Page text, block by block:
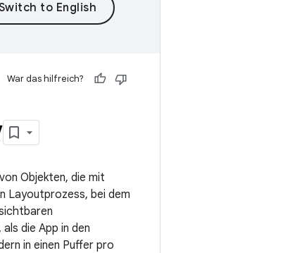
War das hilfreich?
Objekten, die mit
Layoutprozess, bei dem
die App in den
in einen Puffer pro